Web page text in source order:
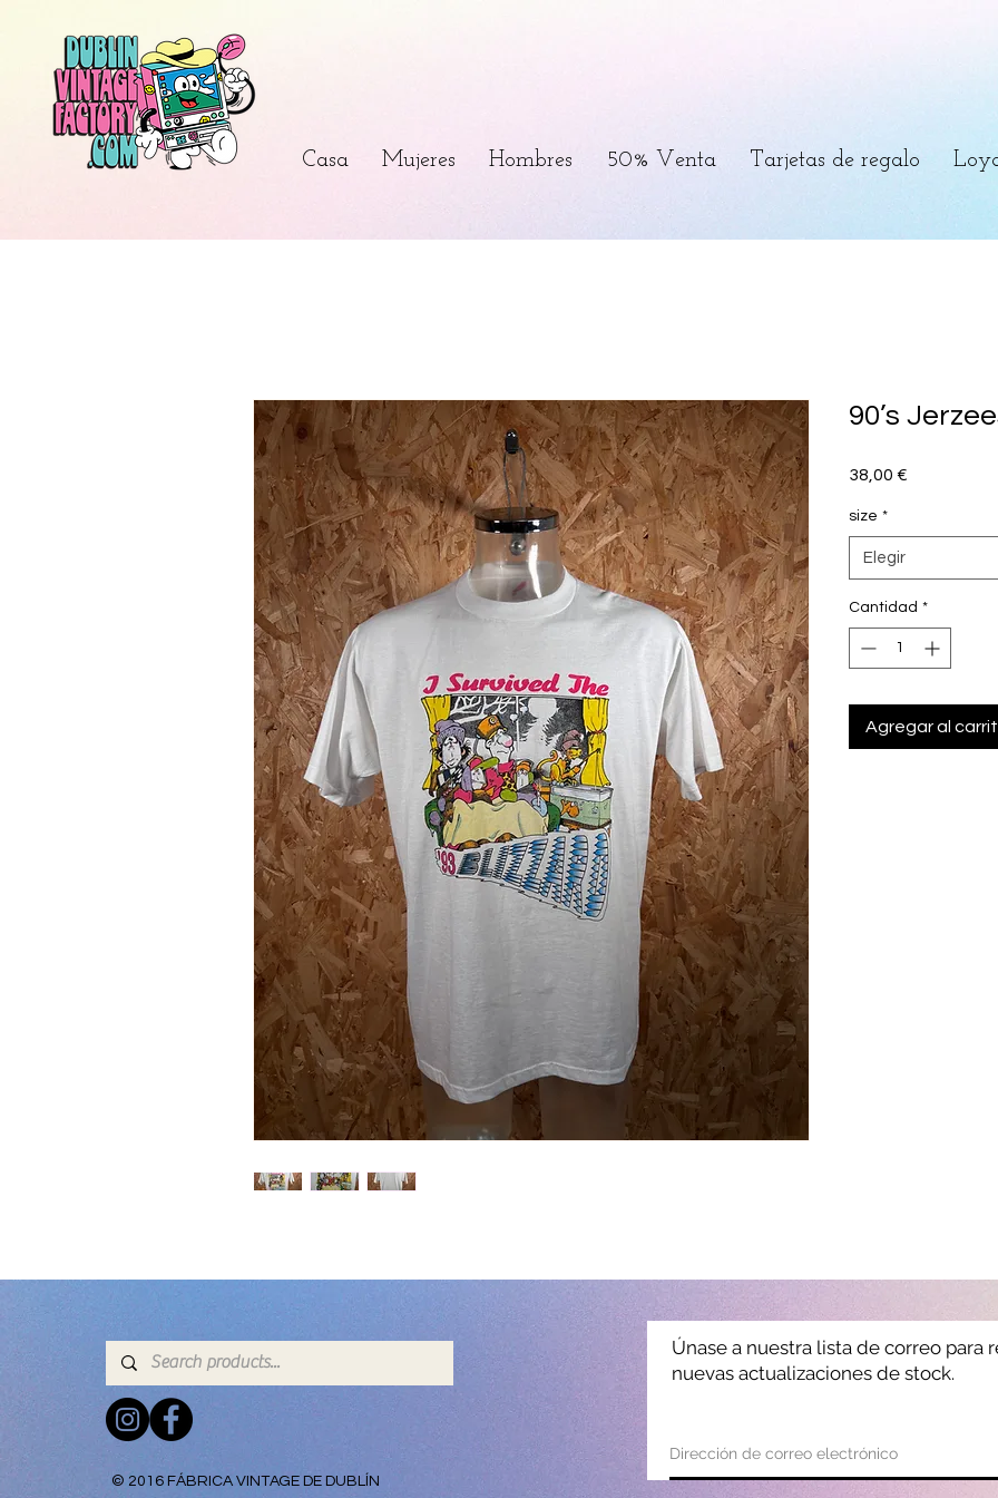
Casa Mujeres Hombres 50% Venta Tarjetas de regalo
90’s
38,00 €
size *
Elegir
Cantidad *
Agregar al
Únase a nuestra lista de correo para
nuevas actualizaciones de stock.
© 2016 FÁBRICA VINTAGE DE DUBLÍN